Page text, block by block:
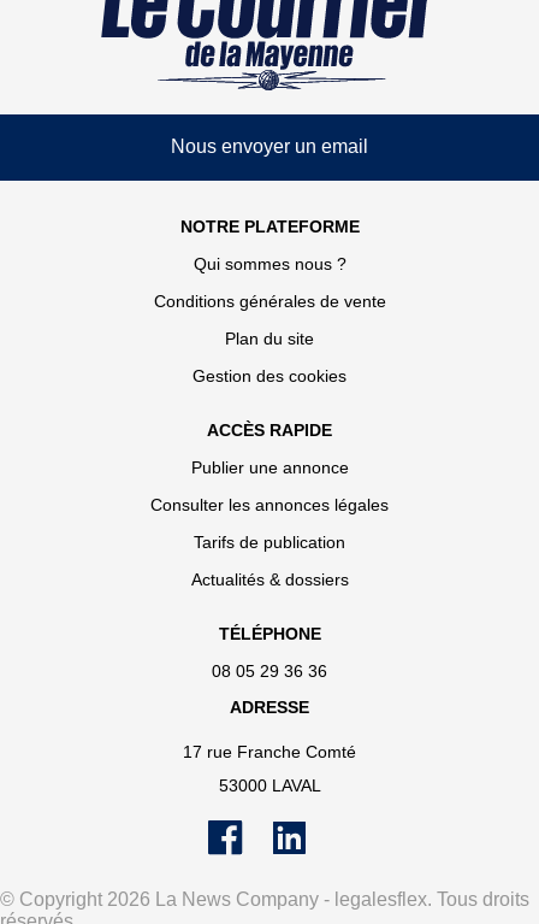
Nous envoyer un email
NOTRE PLATEFORME
Qui sommes nous ?
Conditions générales de vente
Plan du site
Gestion des cookies
ACCÈS RAPIDE
Publier une annonce
Consulter les annonces légales
Tarifs de publication
Actualités & dossiers
TÉLÉPHONE
08 05 29 36 36
ADRESSE
17 rue Franche Comté
53000 LAVAL
© Copyright 2026 La News Company - legalesflex. Tous droits